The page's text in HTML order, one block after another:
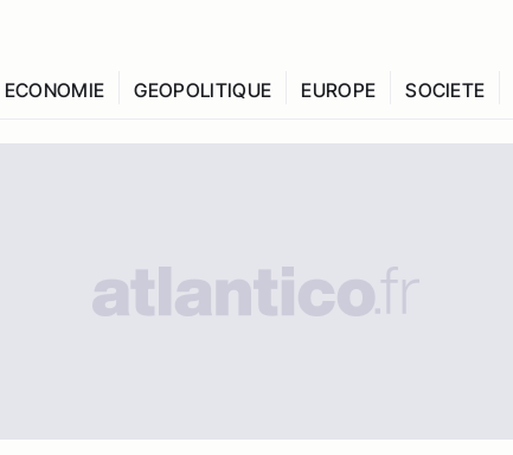
ECONOMIE GEOPOLITIQUE EUROPE SOCIETE